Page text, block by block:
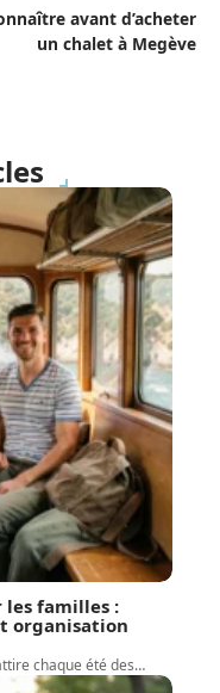
avant d’acheter
un chalet à Megève
les familles :
organisation
chaque été des…